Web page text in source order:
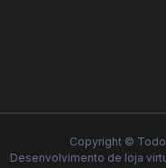
Copyright ©
Desenvolvimento de loja